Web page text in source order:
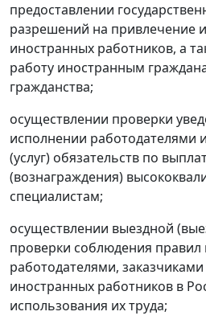
предоставлении
разрешений на привлечение
иностранных работников, а
работу иностранным
гражданства;
осуществлении проверки
исполнении работодателями
(услуг) обязательств по
(вознаграждения)
специалистам;
осуществлении выездной
проверки соблюдения правил
работодателями, заказчиками
иностранных работников в
использования их труда;